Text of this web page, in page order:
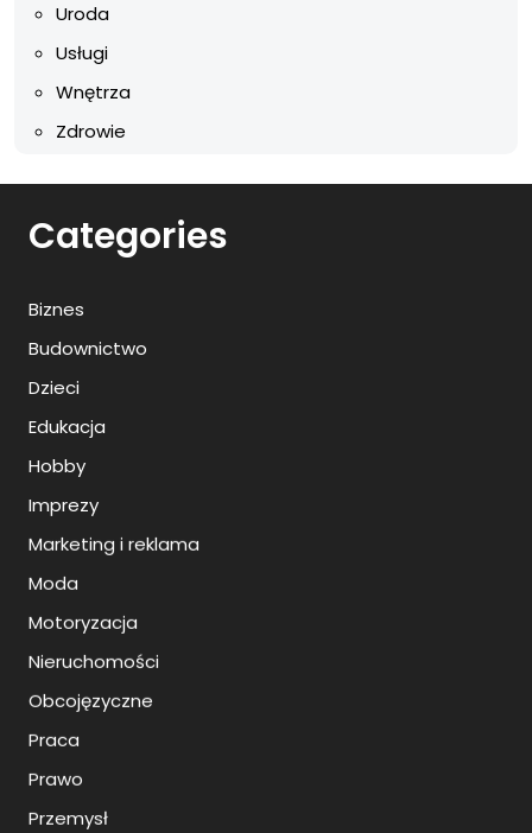
Uroda
Usługi
Wnętrza
Zdrowie
Categories
Biznes
Budownictwo
Dzieci
Edukacja
Hobby
Imprezy
Marketing i reklama
Moda
Motoryzacja
Nieruchomości
Obcojęzyczne
Praca
Prawo
Przemysł